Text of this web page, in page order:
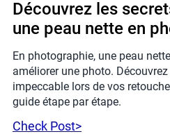
Découvrez les
une peau nette en
En photographie, une peau
améliorer une photo.
impeccable lors de vos
guide étape par étape.
Check Post>